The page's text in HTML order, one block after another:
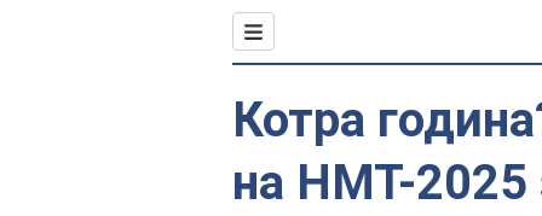
Котра
на НМТ-2025